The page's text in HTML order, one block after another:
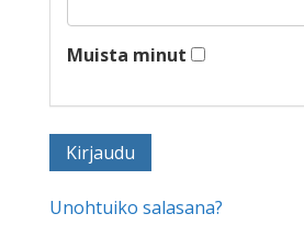
Muista minut
Unohtuiko salasana?